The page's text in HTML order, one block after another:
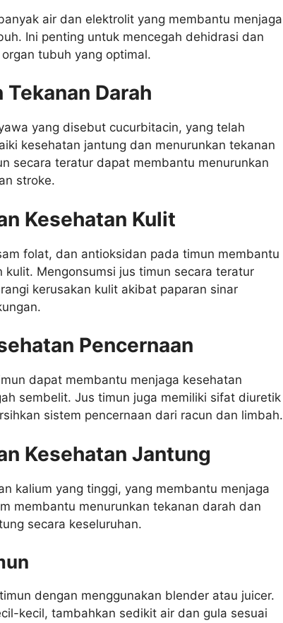
air dan elektrolit yang membantu menjaga
Ini penting untuk mencegah dehidrasi dan
tubuh yang optimal.
Darah
yang disebut cucurbitacin, yang telah
kesehatan jantung dan menurunkan tekanan
secara teratur dapat membantu menurunkan
stroke.
Kesehatan Kulit
folat, dan antioksidan pada timun membantu
kulit. Mengonsumsi jus timun secara teratur
kerusakan kulit akibat paparan sinar
Pencernaan
dapat membantu menjaga kesehatan
sembelit. Jus timun juga memiliki sifat diuretik
sistem pencernaan dari racun dan limbah.
Kesehatan Jantung
kalium yang tinggi, yang membantu menjaga
membantu menurunkan tekanan darah dan
secara keseluruhan.
dengan menggunakan blender atau juicer.
kecil, tambahkan sedikit air dan gula sesuai